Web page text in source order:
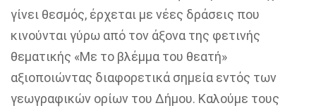
γίνει θεσμός, έρχεται με νέες δράσεις που
κινούνται γύρω από τον άξονα της φετινής
θεματικής «Με το βλέμμα του θεατή»
αξιοποιώντας διαφορετικά σημεία εντός των
γεωγραφικών ορίων του Δήμου. Καλούμε τους